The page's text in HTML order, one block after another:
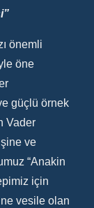
önemli
öne
güçlü örnek
Vader
ve
“Anakin
için
vesile olan